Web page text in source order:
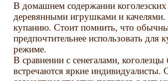
В домашнем содержании
деревянными игрушками и
купанию. Стоит помнить, что
предпочтительнее использовать для
режиме.
В сравнении с сенегалами,
встречаются яркие